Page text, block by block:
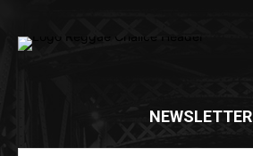
NEWSLETTER